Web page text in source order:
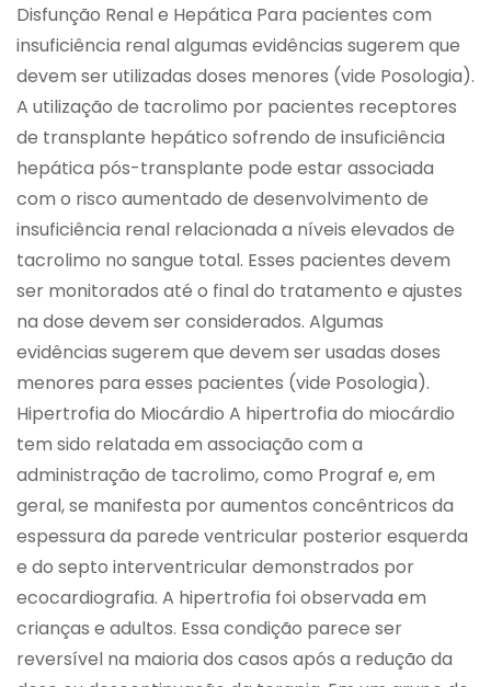
Disfunção Renal e Hepática Para pacientes com
insuficiência renal algumas evidências sugerem que
devem ser utilizadas doses menores (vide Posologia).
A utilização de tacrolimo por pacientes receptores
de transplante hepático sofrendo de insuficiência
hepática pós-transplante pode estar associada
com o risco aumentado de desenvolvimento de
insuficiência renal relacionada a níveis elevados de
tacrolimo no sangue total. Esses pacientes devem
ser monitorados até o final do tratamento e ajustes
na dose devem ser considerados. Algumas
evidências sugerem que devem ser usadas doses
menores para esses pacientes (vide Posologia).
Hipertrofia do Miocárdio A hipertrofia do miocárdio
tem sido relatada em associação com a
administração de tacrolimo, como Prograf e, em
geral, se manifesta por aumentos concêntricos da
espessura da parede ventricular posterior esquerda
e do septo interventricular demonstrados por
ecocardiografia. A hipertrofia foi observada em
crianças e adultos. Essa condição parece ser
reversível na maioria dos casos após a redução da